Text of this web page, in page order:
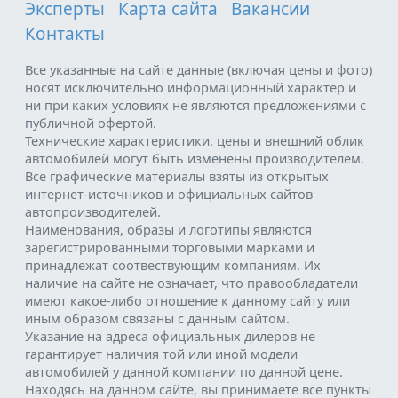
Эксперты Карта сайта
Вакансии
Контакты
Все указанные на сайте данные (включая цены и фото)
носят исключительно информационный характер и
ни при каких условиях не являются предложениями с
публичной офертой.
Технические характеристики, цены и внешний облик
автомобилей могут быть изменены производителем.
Все графические материалы взяты из открытых
интернет-источников и официальных сайтов
автопроизводителей.
Наименования, образы и логотипы являются
зарегистрированными торговыми марками и
принадлежат соотвествующим компаниям. Их
наличие на сайте не означает, что правообладатели
имеют какое-либо отношение к данному сайту или
иным образом связаны с данным сайтом.
Указание на адреса официальных дилеров не
гарантирует наличия той или иной модели
автомобилей у данной компании по данной цене.
Находясь на данном сайте, вы принимаете все пункты